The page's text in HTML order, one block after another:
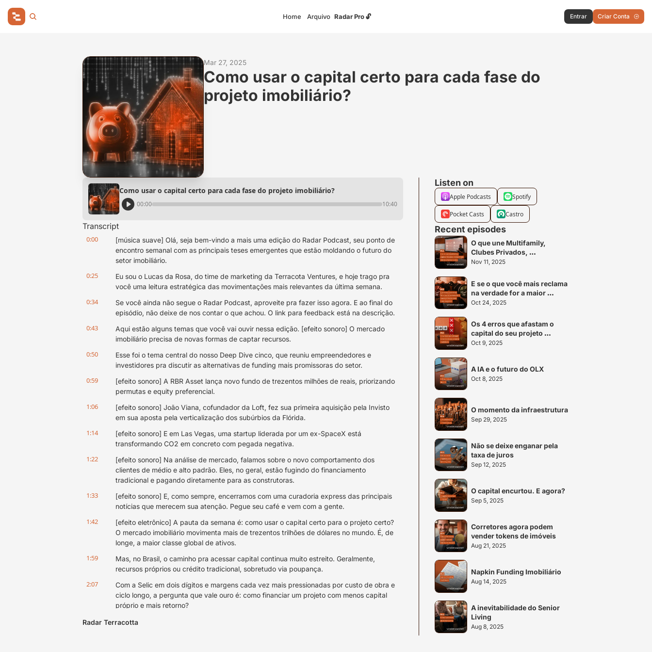
Home Arquivo Radar Pro 🔓 Entrar Criar Conta
Mar 27, 2025
Como usar o capital certo para cada fase do
projeto imobiliário?
Como usar o capital certo para cada fase do projeto imobiliário?
00:00 10:40
Transcript
0:00
[música suave] Olá, seja bem-vindo a mais uma edição do Radar Podcast, seu ponto de
encontro semanal com as principais teses emergentes que estão moldando o futuro do
setor imobiliário.
0:25
Eu sou o Lucas da Rosa, do time de marketing da Terracota Ventures, e hoje trago pra
você uma leitura estratégica das movimentações mais relevantes da última semana.
0:34
Se você ainda não segue o Radar Podcast, aproveite pra fazer isso agora. E ao final do
episódio, não deixe de nos contar o que achou. O link para feedback está na descrição.
0:43
Aqui estão alguns temas que você vai ouvir nessa edição. [efeito sonoro] O mercado
imobiliário precisa de novas formas de captar recursos.
0:50
Esse foi o tema central do nosso Deep Dive cinco, que reuniu empreendedores e
investidores pra discutir as alternativas de funding mais promissoras do setor.
0:59
[efeito sonoro] A RBR Asset lança novo fundo de trezentos milhões de reais, priorizando
permutas e equity preferencial.
1:06
[efeito sonoro] João Viana, cofundador da Loft, fez sua primeira aquisição pela Invisto
em sua aposta pela verticalização dos subúrbios da Flórida.
1:14
[efeito sonoro] E em Las Vegas, uma startup liderada por um ex-SpaceX está
transformando CO2 em concreto com pegada negativa.
1:22
[efeito sonoro] Na análise de mercado, falamos sobre o novo comportamento dos
clientes de médio e alto padrão. Eles, no geral, estão fugindo do financiamento
tradicional e pagando diretamente para as construtoras.
1:33
[efeito sonoro] E, como sempre, encerramos com uma curadoria express das principais
notícias que merecem sua atenção. Pegue seu café e vem com a gente.
1:42
[efeito eletrônico] A pauta da semana é: como usar o capital certo para o projeto certo?
O mercado imobiliário movimenta mais de trezentos trilhões de dólares no mundo. É, de
longe, a maior classe global de ativos.
1:59
Mas, no Brasil, o caminho pra acessar capital continua muito estreito. Geralmente,
recursos próprios ou crédito tradicional, sobretudo via poupança.
2:07
Com a Selic em dois dígitos e margens cada vez mais pressionadas por custo de obra e
ciclo longo, a pergunta que vale ouro é: como financiar um projeto com menos capital
próprio e mais retorno?
2:20
Essa foi exatamente a provocação do Deep Dive cinco, um evento que nós realizamos
Radar Terracotta
Listen on
Apple Podcasts Spotify
Pocket Casts Castro
Recent episodes
O que une Multifamily,
Clubes Privados,
Residenciais mistos e Senior
Nov 11, 2025
E se o que você mais reclama
na verdade for a maior
proteção para o seu
Oct 24, 2025
Os 4 erros que afastam o
capital do seu projeto
imobiliário
Oct 9, 2025
A IA e o futuro do OLX
Oct 8, 2025
O momento da infraestrutura
Sep 29, 2025
Não se deixe enganar pela
taxa de juros
Sep 12, 2025
O capital encurtou. E agora?
Sep 5, 2025
Corretores agora podem
vender tokens de imóveis
Aug 21, 2025
Napkin Funding Imobiliário
Aug 14, 2025
A inevitabilidade do Senior
Living
Aug 8, 2025